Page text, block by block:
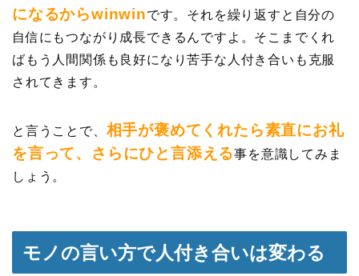
になるからwinwinです。それを繰り返すと自分の
自信にもつながり成長できるんですよ。そこまでくれ
ばもう人間関係も良好になり苦手な人付き合いも克服
されてきます。
と言うことで、 相手が褒めてくれたら素直にお礼
を言って、さらにひと言添える事を意識してみま
しょう。
モノの言い方で人付き合いは変わる